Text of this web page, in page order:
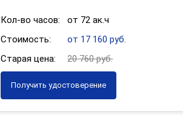
Кол-во часов:
от 72 ак.ч
Стоимость:
от 17 160 руб.
Старая цена:
20 760 руб.
Получить удостоверение